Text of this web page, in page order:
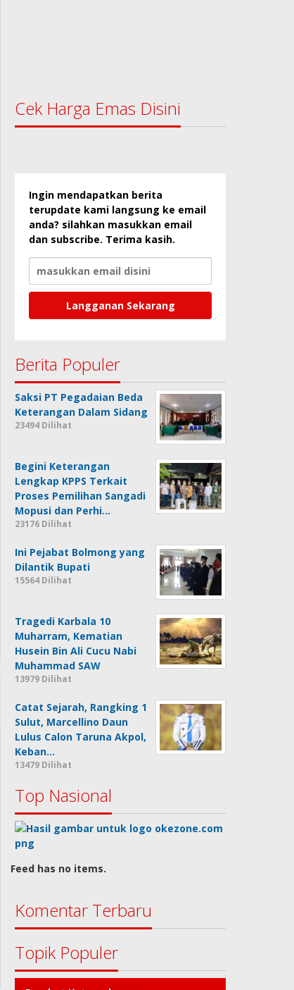
Cek Harga Emas Disini
Ingin mendapatkan berita
terupdate kami langsung ke email
anda? silahkan masukkan email
dan subscribe. Terima kasih.
Berita Populer
Saksi PT Pegadaian Beda
Keterangan Dalam Sidang
23494 Dilihat
Begini Keterangan
Lengkap KPPS Terkait
Proses Pemilihan Sangadi
Mopusi dan Perhi…
23176 Dilihat
Ini Pejabat Bolmong yang
Dilantik Bupati
15564 Dilihat
Tragedi Karbala 10
Muharram, Kematian
Husein Bin Ali Cucu Nabi
Muhammad SAW
13979 Dilihat
Catat Sejarah, Rangking 1
Sulut, Marcellino Daun
Lulus Calon Taruna Akpol,
Keban…
13479 Dilihat
Top Nasional
Feed has no items.
Komentar Terbaru
Topik Populer